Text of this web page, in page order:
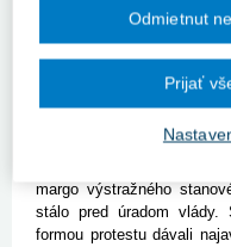
nenapadnuteľný a s
Vám kladiem otázku:
a postupne tam vystriedať
kompetentní riešili ich
margo výstražného
stálo pred úradom vlády.
formou protestu dávali
Odmietnut
Prijať